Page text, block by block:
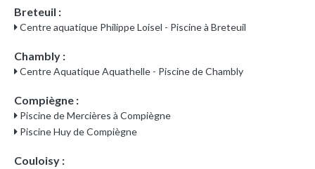
Breteuil :
Centre aquatique Philippe Loisel - Piscine à Breteuil
Chambly :
Centre Aquatique Aquathelle - Piscine de Chambly
Compiègne :
Piscine de Mercières à Compiègne
Piscine Huy de Compiègne
Couloisy :